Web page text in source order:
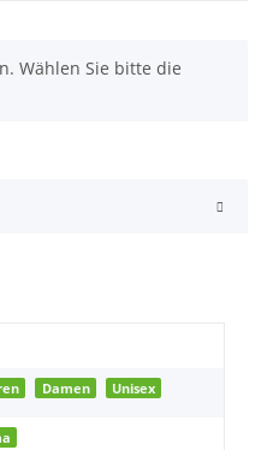
Wählen Sie bitte die
Damen Unisex